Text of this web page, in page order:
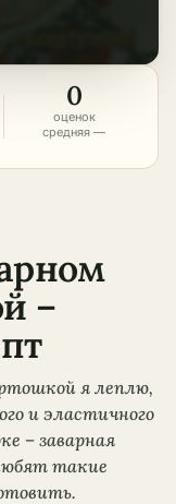
0
оценок
средняя —
–
я леплю,
и эластичного
– заварная
такие